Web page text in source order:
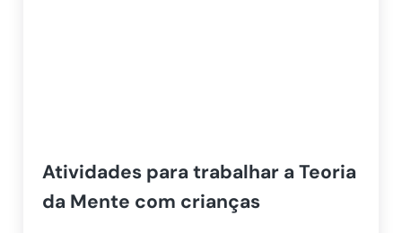
Atividades para trabalhar a Teoria
da Mente com crianças